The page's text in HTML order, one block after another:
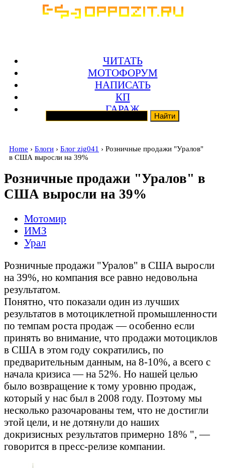
ЧИТАТЬ
МОТОФОРУМ
НАПИСАТЬ
КП
ГАРАЖ
Home › Блоги › Блог zig041 › Розничные продажи "Уралов"
в США выросли на 39%
Розничные продажи "Уралов" в
США выросли на 39%
Мотомир
ИМЗ
Урал
Розничные продажи "Уралов" в США выросли
на 39%, но компания все равно недовольна
результатом.
Понятно, что показали один из лучших
результатов в мотоциклетной промышленности
по темпам роста продаж — особенно если
принять во внимание, что продажи мотоциклов
в США в этом году сократились, по
предварительным данным, на 8-10%, а всего с
начала кризиса — на 52%. Но нашей целью
было возвращение к тому уровню продаж,
который у нас был в 2008 году. Поэтому мы
несколько разочарованы тем, что не достигли
этой цели, и не дотянули до наших
докризисных результатов примерно 18% ", —
говорится в пресс-релизе компании.